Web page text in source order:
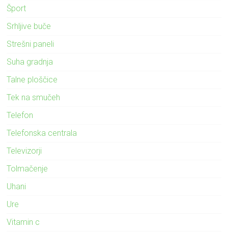
Šport
Srhljive buče
Strešni paneli
Suha gradnja
Talne ploščice
Tek na smučeh
Telefon
Telefonska centrala
Televizorji
Tolmačenje
Uhani
Ure
Vitamin c